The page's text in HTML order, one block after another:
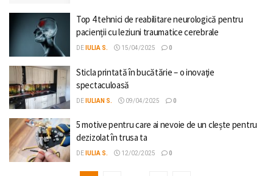
Top 4 tehnici de reabilitare neurologică pentru
pacienții cu leziuni traumatice cerebrale
DE IULIA S. 15/04/2025 0
Sticla printată în bucătărie – o inovaţie
spectaculoasă
DE IULIAN S. 09/04/2025 0
5 motive pentru care ai nevoie de un clește pentru
dezizolat în trusa ta
DE IULIA S. 12/02/2025 0